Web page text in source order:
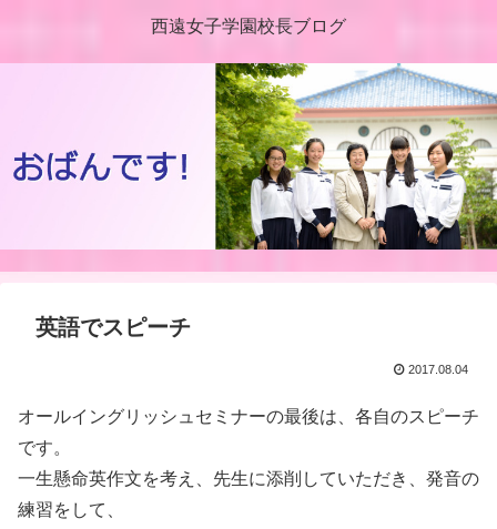
西遠女子学園校長ブログ
英語でスピーチ
2017.08.04
オールイングリッシュセミナーの最後は、各自のスピーチ
です。
一生懸命英作文を考え、先生に添削していただき、発音の
練習をして、